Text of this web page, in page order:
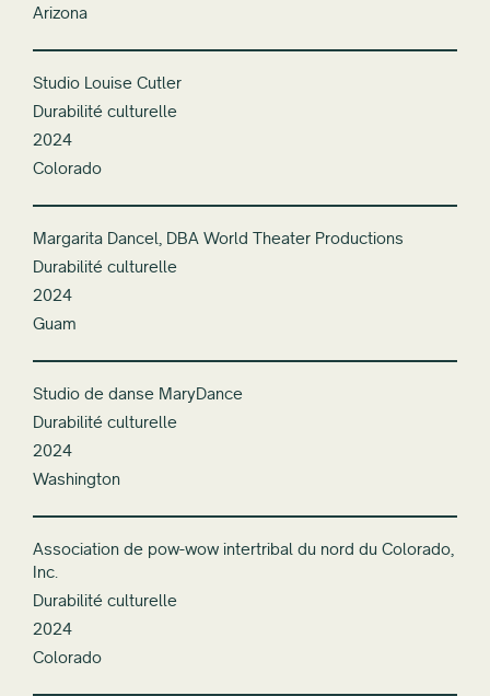
Arizona
Studio Louise Cutler
Durabilité culturelle
2024
Colorado
Margarita Dancel, DBA World Theater Productions
Durabilité culturelle
2024
Guam
Studio de danse MaryDance
Durabilité culturelle
2024
Washington
Association de pow-wow intertribal du nord du Colorado,
Inc.
Durabilité culturelle
2024
Colorado